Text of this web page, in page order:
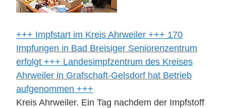
+++ Impfstart im Kreis Ahrweiler +++ 170
Impfungen in Bad Breisiger Seniorenzentrum
erfolgt +++ Landesimpfzentrum des Kreises
Ahrweiler in Grafschaft-Gelsdorf hat Betrieb
aufgenommen +++
Kreis Ahrweiler. Ein Tag nachdem der Impfstoff